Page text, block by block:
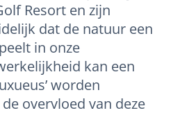
Resort en zijn
dat de natuur een
in onze
kan een
worden
overvloed van deze